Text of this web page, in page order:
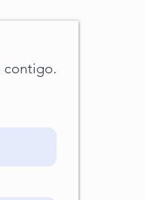
contigo.